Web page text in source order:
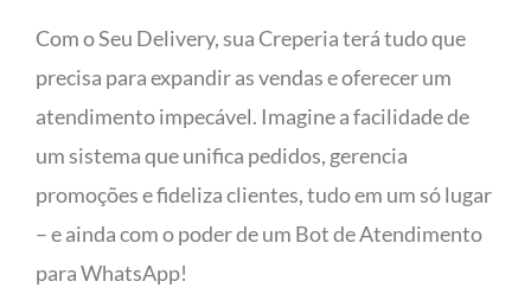
Com o Seu Delivery, sua Creperia terá tudo que
precisa para expandir as vendas e oferecer um
atendimento impecável. Imagine a facilidade de
um sistema que unifica pedidos, gerencia
promoções e fideliza clientes, tudo em um só lugar
– e ainda com o poder de um Bot de Atendimento
para WhatsApp!